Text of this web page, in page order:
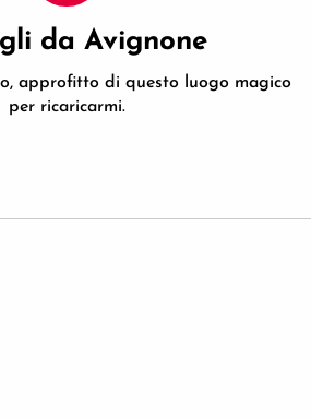
da Avignone
approfitto di questo luogo magico
per ricaricarmi.